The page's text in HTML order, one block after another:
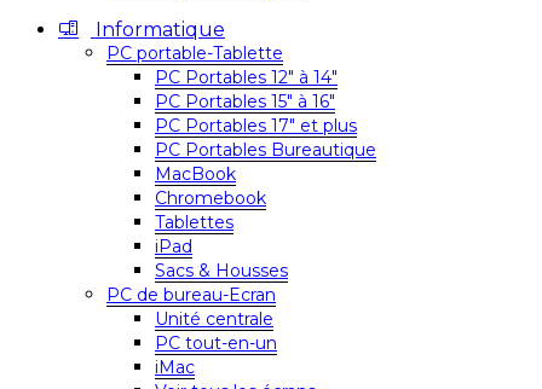
Informatique
PC portable-Tablette
PC Portables 12″ à 14″
PC Portables 15″ à 16″
PC Portables 17″ et plus
PC Portables Bureautique
MacBook
Chromebook
Tablettes
iPad
Sacs & Housses
PC de bureau-Ecran
Unité centrale
PC tout-en-un
iMac